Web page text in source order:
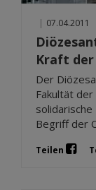
| 07.04.2011
Kraft der
Der
Fakultät
Begriff der
Teilen